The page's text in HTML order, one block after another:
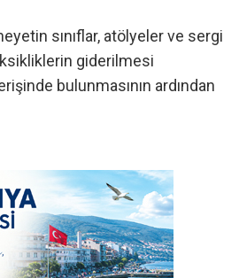
sınıflar, atölyeler ve sergi
giderilmesi
bulunmasının ardından